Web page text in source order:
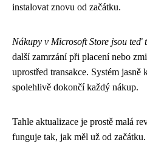
instalovat znovu od začátku.
Nákupy v Microsoft Store jsou teď
další zamrzání při placení nebo
uprostřed transakce. Systém jasně
spolehlivě dokončí každý nákup.
Tahle aktualizace je prostě malá
funguje tak, jak měl už od